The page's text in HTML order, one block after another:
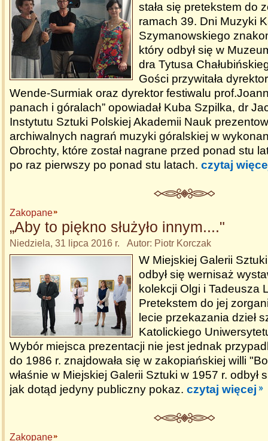
stała się pretekstem do
ramach 39. Dni Muzyki
Szymanowskiego
który odbył się w
dra Tytusa
Gości przywitała
Wende-Surmiak oraz dyrektor festiwalu
panach i góralach” opowiadał Kuba Szpilka, dr
Instytutu Sztuki Polskiej Akademii Nauk
archiwalnych nagrań muzyki góralskiej w
Obrochty, które został nagrane przed ponad stu
po raz pierwszy po ponad stu latach. czytaj
Zakopane
„Aby to piękno służyło innym...."
Niedziela, 31 lipca 2016 r. Autor: Piotr Korczak
W Miejskiej Galerii
odbył się wernisaż
kolekcji Olgi i Tadeusza
Pretekstem do jej
lecie przekazania dzieł
Katolickiego
Wybór miejsca prezentacji nie jest jednak
do 1986 r. znajdowała się w zakopiańskiej willi
właśnie w Miejskiej Galerii Sztuki w 1957 r. odbył
jak dotąd jedyny publiczny pokaz. czytaj więcej
Zakopane